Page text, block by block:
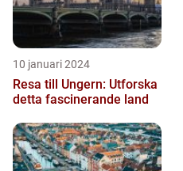
10 januari 2024
Resa till Ungern: Utforska
detta fascinerande land